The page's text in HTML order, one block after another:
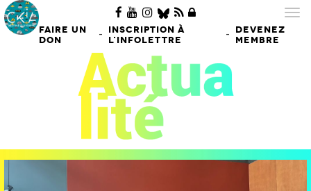
FAIRE UN
DON
- INSCRIPTION À
L'INFOLETTRE
- DEVENEZ
MEMBRE